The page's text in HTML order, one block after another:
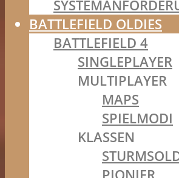
BATTLEFIELD OLDIES
BATTLEFIELD 4
SINGLEPLAYER
MULTIPLAYER
MAPS
SPIELMODI
KLASSEN